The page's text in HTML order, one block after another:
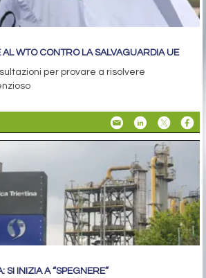
WTO CONTRO LA SALVAGUARDIA UE
per provare a risolvere
SI INIZIA A “SPEGNERE”